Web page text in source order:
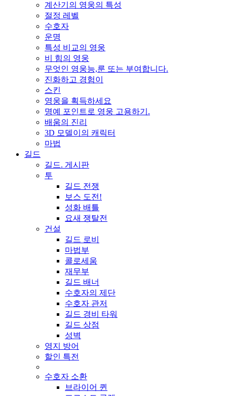
계산기의 영웅의 특성
절정 레벨
수호자
운명
특성 비교의 영웅
비 힘의 영웅
무엇인 영웅능,룬 또는 부여합니다.
진화하고 경험이
스킨
영웅을 획득하세요
명예 포인트로 영웅 고용하기.
배움의 진리
3D 모델이의 캐릭터
마법
길드
길드. 게시판
투
길드 전쟁
보스 도전!
성화 배틀
요새 쟁탈전
건설
길드 로비
마법부
콜로세움
재무부
길드 배너
수호자의 제단
수호자 관저
길드 경비 타워
길드 상점
성벽
영지 방어
할인 특전
수호자 소환
브라이어 퀸